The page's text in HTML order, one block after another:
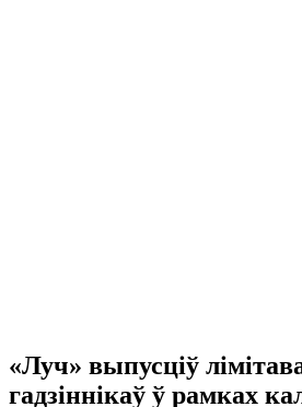
«Луч» выпусціў
гадзіннікаў ў рамках